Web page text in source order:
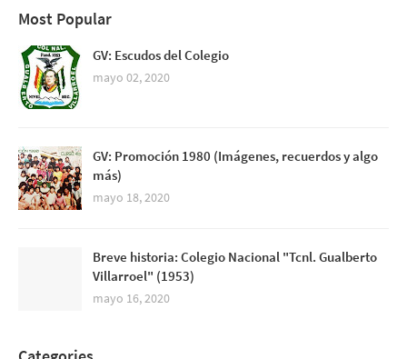
Most Popular
GV: Escudos del Colegio
mayo 02, 2020
GV: Promoción 1980 (Imágenes, recuerdos y algo
más)
mayo 18, 2020
Breve historia: Colegio Nacional "Tcnl. Gualberto
Villarroel" (1953)
mayo 16, 2020